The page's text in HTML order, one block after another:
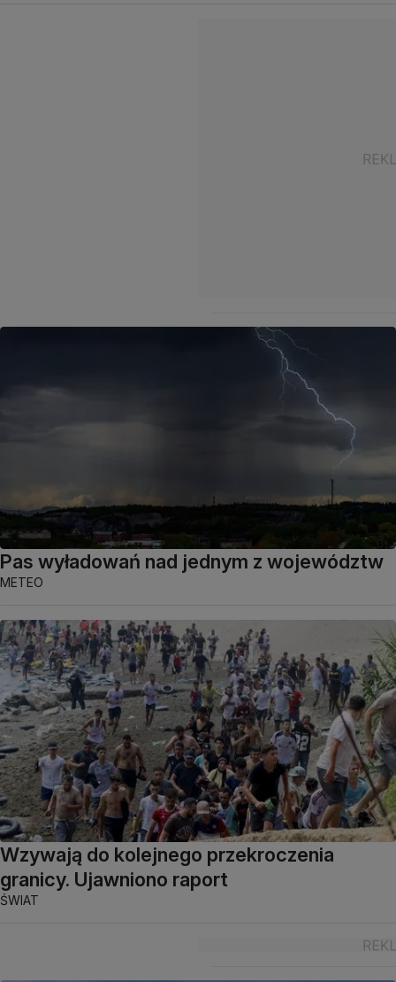
Pas wyładowań nad jednym z województw
METEO
Wzywają do kolejnego przekroczenia
granicy. Ujawniono raport
ŚWIAT